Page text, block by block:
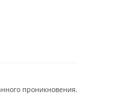
проникновения.